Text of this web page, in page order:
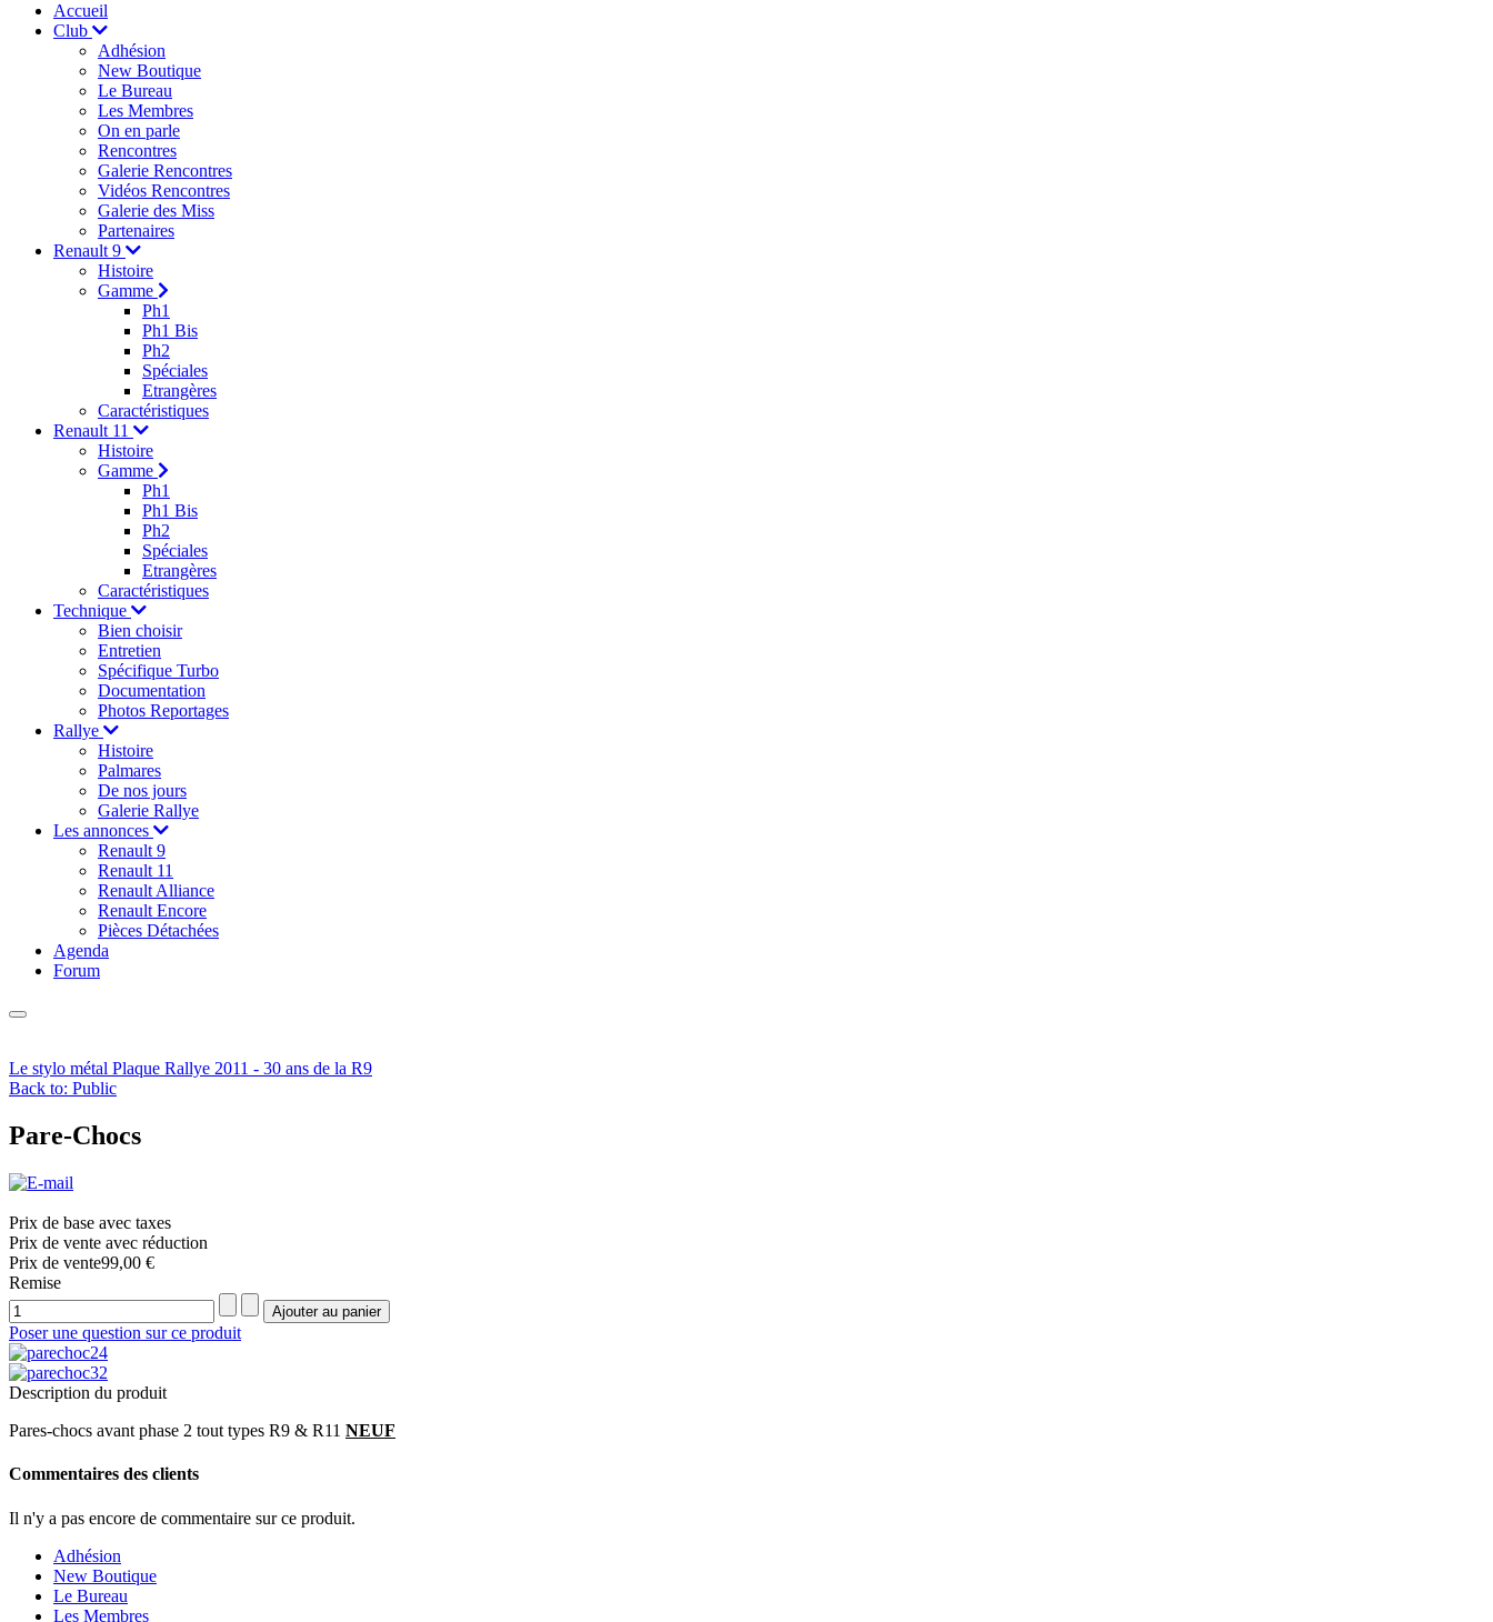
Accueil
Club
Adhésion
New Boutique
Le Bureau
Les Membres
On en parle
Rencontres
Galerie Rencontres
Vidéos Rencontres
Galerie des Miss
Partenaires
Renault 9
Histoire
Gamme
Ph1
Ph1 Bis
Ph2
Spéciales
Etrangères
Caractéristiques
Renault 11
Histoire
Gamme
Ph1
Ph1 Bis
Ph2
Spéciales
Etrangères
Caractéristiques
Technique
Bien choisir
Entretien
Spécifique Turbo
Documentation
Photos Reportages
Rallye
Histoire
Palmares
De nos jours
Galerie Rallye
Les annonces
Renault 9
Renault 11
Renault Alliance
Renault Encore
Pièces Détachées
Agenda
Forum
Le stylo métal Plaque Rallye 2011 - 30 ans de la R9
Back to: Public
Pare-Chocs
Prix de base avec taxes
Prix de vente avec réduction
Prix ​​de vente99,00 €
Remise
Poser une question sur ce produit
Description du produit
Pares-chocs avant phase 2 tout types R9 & R11 NEUF
Commentaires des clients
Il n'y a pas encore de commentaire sur ce produit.
Adhésion
New Boutique
Le Bureau
Les Membres